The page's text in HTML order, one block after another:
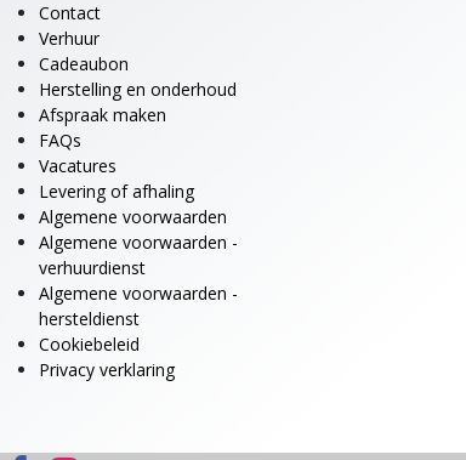
Contact
Verhuur
Cadeaubon
Herstelling en onderhoud
Afspraak maken
FAQs
Vacatures
Levering of afhaling
Algemene voorwaarden
Algemene voorwaarden -
verhuurdienst
Algemene voorwaarden -
hersteldienst
Cookiebeleid
Privacy verklaring